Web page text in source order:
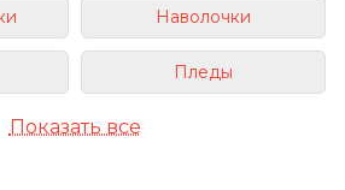
Наволочки
Пледы
Показать все